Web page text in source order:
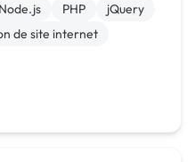
Node.js PHP
jQuery
de site internet